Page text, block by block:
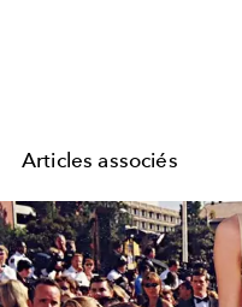
Articles associés